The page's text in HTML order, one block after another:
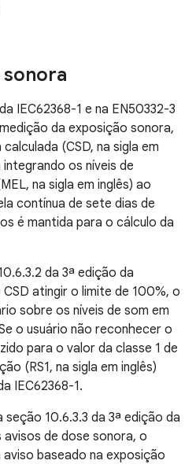
IEC62368-1 e na EN50332-3
da exposição sonora,
(CSD, na sigla em
integrando os níveis de
na sigla em inglês) ao
contínua de sete dias de
é mantida para o cálculo da
da 3ª edição da
atingir o limite de 100%, o
sobre os níveis de som em
o usuário não reconhecer o
para o valor da classe 1 de
(RS1, na sigla em inglês)
IEC62368-1.
10.6.3.3 da 3ª edição da
avisos de dose sonora, o
baseado na exposição